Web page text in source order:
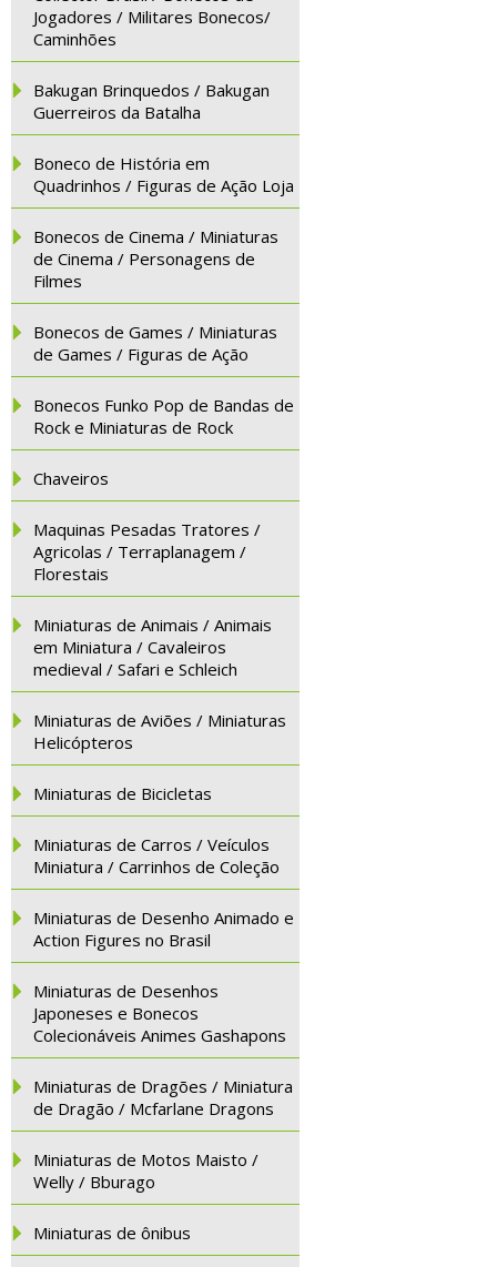
Jogadores / Militares Bonecos/
Caminhões
Bakugan Brinquedos / Bakugan
Guerreiros da Batalha
Boneco de História em
Quadrinhos / Figuras de Ação Loja
Bonecos de Cinema / Miniaturas
de Cinema / Personagens de
Filmes
Bonecos de Games / Miniaturas
de Games / Figuras de Ação
Bonecos Funko Pop de Bandas de
Rock e Miniaturas de Rock
Chaveiros
Maquinas Pesadas Tratores /
Agricolas / Terraplanagem /
Florestais
Miniaturas de Animais / Animais
em Miniatura / Cavaleiros
medieval / Safari e Schleich
Miniaturas de Aviões / Miniaturas
Helicópteros
Miniaturas de Bicicletas
Miniaturas de Carros / Veículos
Miniatura / Carrinhos de Coleção
Miniaturas de Desenho Animado e
Action Figures no Brasil
Miniaturas de Desenhos
Japoneses e Bonecos
Colecionáveis Animes Gashapons
Miniaturas de Dragões / Miniatura
de Dragão / Mcfarlane Dragons
Miniaturas de Motos Maisto /
Welly / Bburago
Miniaturas de ônibus